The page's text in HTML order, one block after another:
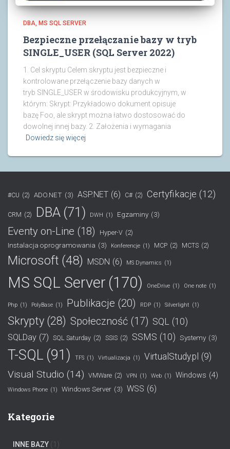
DBA MS SQL SERVER
Bezpieczne przełączanie bazy w tryb
SINGLE_USER (SQL Server 2022)
1. Cel skryptu Celem skryptu jest bezpieczne i
kontrolowane przełączenie bazy danych w
tryb SINGLE_USER w środowisku produkcyjnym, w
którym: Skrypt: Przykładowo dokument opisuje
bazę Foo, ale skrypt można łatwo dostosować do
dowolnej innej bazy. 2. Założenia i wymagania
Dowiedz się więcej
#CU (2) ADO.NET (3) ASP.NET (6) C# (2) Certyfikacje (12)
CRM (2) DBA (71) DWH (1) Egzaminy (3)
Eventy on-Line (18) Hyper-V (2)
Instalacja oprogramowania (3) Konferencje (1) MCP (2) MCTS (2)
Microsoft (48) MSDN (6) MS Dynamics (1)
MS SQL Server (170) OneDrive (1) One note (1)
Php (1) PolyBase (1) Publikacje (20) RDP (1) Silverlight (1)
Skrypty (28) Społeczność (17) SQL (10)
SQLDay (7) SQL Saturday (2) SSIS (2) SSMS (10) Systemy (3)
T-SQL (91) TFS (1) Virtualizacja (1) VirtualStudy.pl (9)
Visual Studio (14) VMWare (2) VPN (1) Web (1) Windows (4)
Windows Phone (1) Windows Server (3) WSS (6)
Kategorie
INNE BAZY (1)